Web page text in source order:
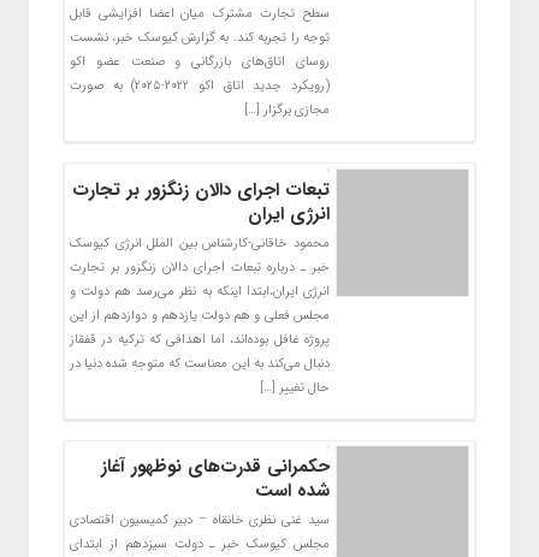
سطح تجارت مشترک میان اعضا افزایشی قابل
توجه را تجربه کند. به گزارش کیوسک خبر، نشست
روسای اتاق‌های بازرگانی و صنعت عضو اکو
(رویکرد جدید اتاق اکو ۲۰۲۲-۲۰۲۵) به صورت
مجازی برگزار […]
تبعات اجرای دالان زنگزور بر تجارت
انرژی ایران
محمود خاقانی-کارشناس بین الملل انرژی کیوسک
خبر ـ درباره تبعات اجرای دالان زنگزور بر تجارت
انرژی ایران،ابتدا اینکه به نظر می‌رسد هم دولت و
مجلس فعلی و هم دولت یازدهم و دوازدهم از این
پروژه غافل بوده‌اند، اما اهدافی که ترکیه در قفقاز
دنبال می‌کند به این معناست که متوجه شده دنیا در
حال تغییر […]
حکمرانی قدرت‌های نوظهور آغاز
شده است
سید غنی نظری خانقاه – دبیر کمیسیون اقتصادی
مجلس کیوسک خبر ـ دولت سیزدهم از ابتدای